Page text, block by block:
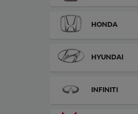
HONDA
HYUNDAI
INFINITI